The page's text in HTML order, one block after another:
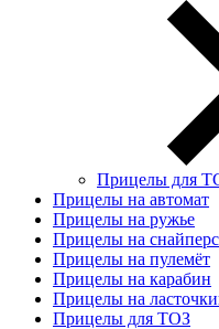
Прицелы для
Прицелы на автомат
Прицелы на ружье
Прицелы на
Прицелы на пулемёт
Прицелы на карабин
Прицелы на
Прицелы для ТОЗ